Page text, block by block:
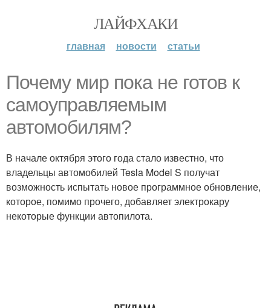
ЛАЙФХАКИ
главная новости статьи
Почему мир пока не готов к
самоуправляемым
автомобилям?
В начале октября этого года стало известно, что
владельцы автомобилей Tesla Model S получат
возможность испытать новое программное обновление,
которое, помимо прочего, добавляет электрокару
некоторые функции автопилота.